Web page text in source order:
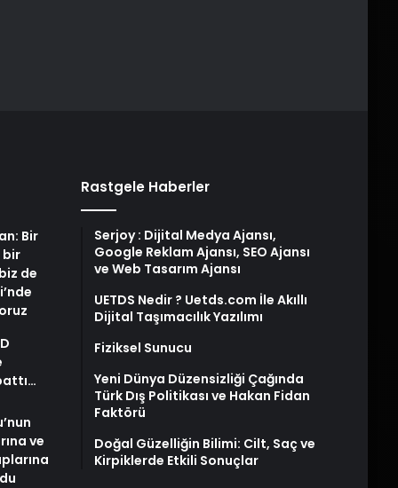
Bir
bir
de
ve
Rastgele Haberler
Serjoy : Dijital Medya Ajansı,
Google Reklam Ajansı, SEO Ajansı
ve Web Tasarım Ajansı
UETDS Nedir ? Uetds.com İle Akıllı
Dijital Taşımacılık Yazılımı
Fiziksel Sunucu
Yeni Dünya Düzensizliği Çağında
Türk Dış Politikası ve Hakan Fidan
Faktörü
Doğal Güzelliğin Bilimi: Cilt, Saç ve
Kirpiklerde Etkili Sonuçlar